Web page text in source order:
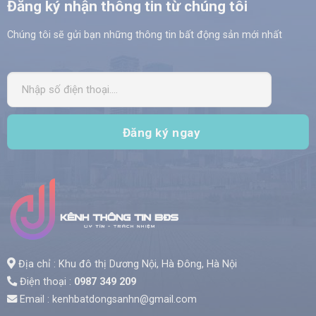
Đăng ký nhận thông tin từ chúng tôi
Chúng tôi sẽ gửi bạn những thông tin bất động sản mới nhất
Địa chỉ : Khu đô thị Dương Nội, Hà Đông, Hà Nội
Điện thoại : 0987 349 209
Email : kenhbatdongsanhn@gmail.com